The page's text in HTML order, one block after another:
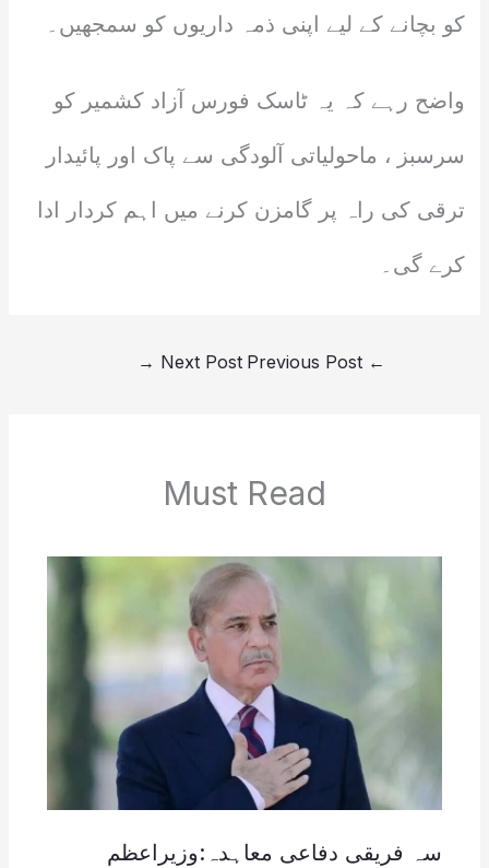
کو بچانے کے لیے اپنی ذمہ داریوں کو سمجھیں۔
واضح رہے کہ یہ ٹاسک فورس آزاد کشمیر کو
سرسبز ، ماحولیاتی آلودگی سے پاک اور پائیدار
ترقی کی راہ پر گامزن کرنے میں اہم کردار ادا
کرے گی۔
←
Next Post
→
Must Read
سہ فریقی دفاعی معاہدہ:وزیراعظم